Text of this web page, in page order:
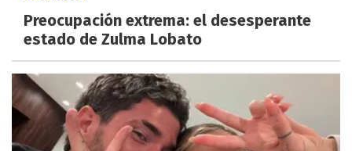
Preocupación extrema: el desesperante
estado de Zulma Lobato